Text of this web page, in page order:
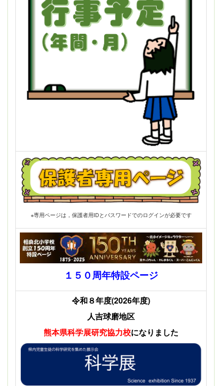
※専用ページは，保護者用IDとパスワードでのログインが必要です
１５０周年特設ページ
令和８年度(2026年度)
人吉球磨地区
熊本県科学展研究協力校になりました